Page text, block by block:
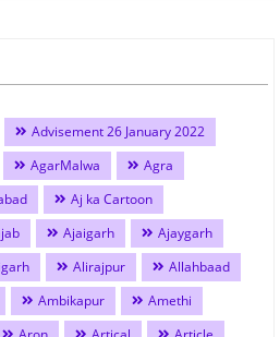
Advisement 26 January 2022
AgarMalwa
Agra
Aj ka Cartoon
Ajaigarh
Ajaygarh
Alirajpur
Allahbaad
Ambikapur
Amethi